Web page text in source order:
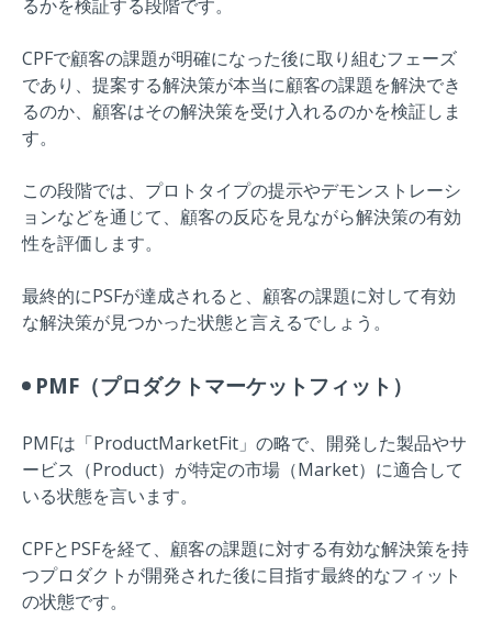
るかを検証する段階です。
CPFで顧客の課題が明確になった後に取り組むフェーズ
であり、提案する解決策が本当に顧客の課題を解決でき
るのか、顧客はその解決策を受け入れるのかを検証しま
す。
この段階では、プロトタイプの提示やデモンストレーシ
ョンなどを通じて、顧客の反応を見ながら解決策の有効
性を評価します。
最終的にPSFが達成されると、顧客の課題に対して有効
な解決策が見つかった状態と言えるでしょう。
PMF（プロダクトマーケットフィット）
PMFは「ProductMarketFit」の略で、開発した製品やサ
ービス（Product）が特定の市場（Market）に適合して
いる状態を言います。
CPFとPSFを経て、顧客の課題に対する有効な解決策を持
つプロダクトが開発された後に目指す最終的なフィット
の状態です。